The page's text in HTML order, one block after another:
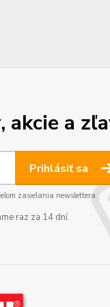
akcie a
Prihlásiť sa
zasielania newslettera.
raz za 14 dní.